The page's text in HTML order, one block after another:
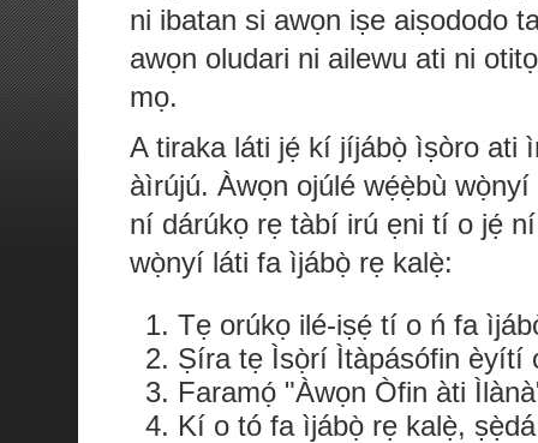
ni ibatan si awọn iṣe aiṣododo
awọn oludari ni ailewu ati ni
mọ.
A tiraka láti jẹ́ kí jíjábọ̀ ìṣòro
àìrújú. Àwọn ojúlé wẹ́ẹ̀bù
ní dárúkọ rẹ tàbí irú ẹni tí o jẹ́
wọ̀nyí láti fa ìjábọ̀ rẹ kalẹ̀:
Tẹ orúkọ ilé-iṣẹ́ tí o ń fa
Ṣíra tẹ Ìsọ̀rí Ìtàpásófin èyítí
Faramọ́ "Àwọn Òfin àti
Kí o tó fa ìjábọ̀ rẹ kalẹ̀,